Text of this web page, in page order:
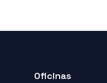
Oficinas